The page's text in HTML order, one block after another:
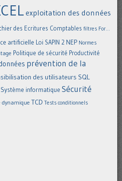
exploitation des données
des Ecritures Comptables filtres For...
artificielle Loi SAPIN 2 NEP Normes
Politique de sécurité Productivité
prévention de la
des utilisateurs SQL
Système informatique Sécurité
dynamique TCD Tests conditionnels